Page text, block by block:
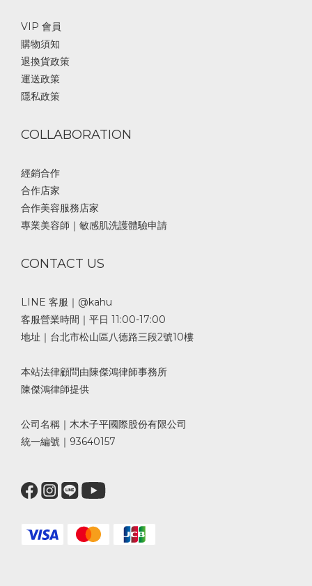
VIP 會員
購物須知
退換貨政策
運送政策
隱私政策
COLLABORATION
經銷合作
合作店家
合作美容服務店家
專業美容師｜敏感肌洗護體驗申請
CONTACT US
LINE 客服｜@kahu
客服營業時間｜平日 11:00-17:00
地址｜台北市松山區八德路三段2號10樓
本站法律顧問由陳傑鴻律師事務所
陳傑鴻律師提供
公司名稱｜木木子平國際股份有限公司
統一編號｜93640157